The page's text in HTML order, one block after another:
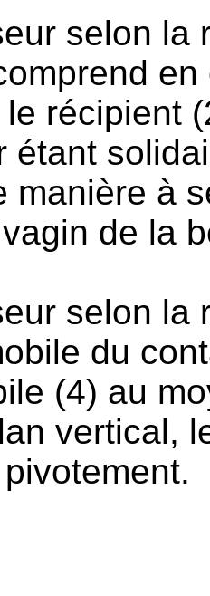
selon la
récipient
étant
manière à
de la
selon la
du
(4) au
vertical,